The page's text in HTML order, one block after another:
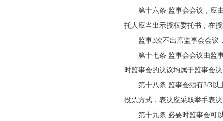
第十六条 监事会会议，应
托人应当出示授权委托书，在
监事3次不出席监事会会议
第十七条 监事会会议由监
时监事会的决议均属于监事会
第十八条 监事会须有2/3以
投票方式，表决应采取举手表
第十九条 必要时监事会可